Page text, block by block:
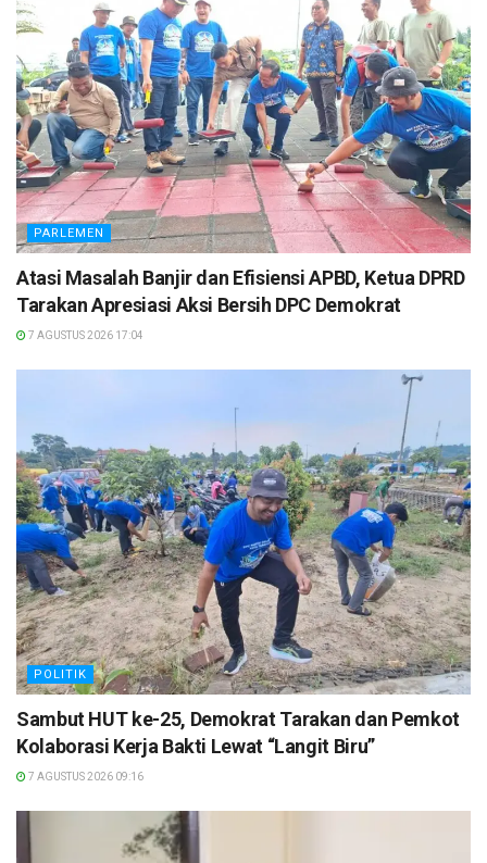
PARLEMEN
Atasi Masalah Banjir dan Efisiensi APBD, Ketua DPRD
Tarakan Apresiasi Aksi Bersih DPC Demokrat
7 AGUSTUS 2026 17:04
POLITIK
Sambut HUT ke-25, Demokrat Tarakan dan Pemkot
Kolaborasi Kerja Bakti Lewat “Langit Biru”
7 AGUSTUS 2026 09:16